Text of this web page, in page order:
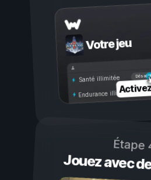
Votre jeu
Santé illimitée
Endurance illimitée
Étape
Jouez avec